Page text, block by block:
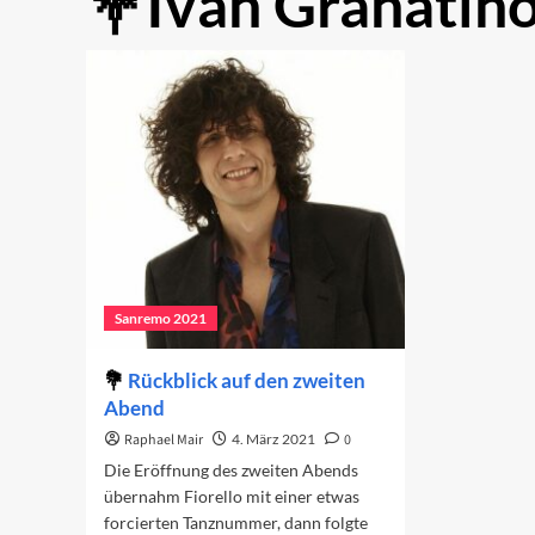
Sanremo 2021
Rückblick auf den zweiten
Abend
Raphael Mair 4. März 2021
0
Die Eröffnung des zweiten Abends
übernahm Fiorello mit einer etwas
forcierten Tanznummer, dann folgte